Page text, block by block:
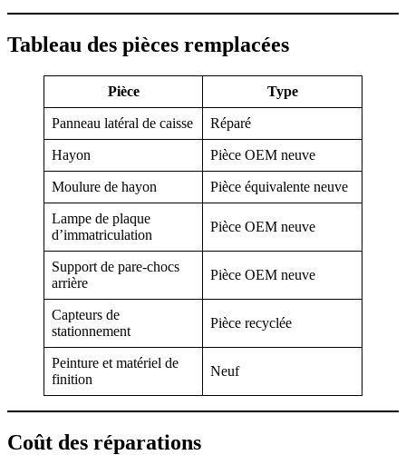
Tableau des pièces remplacées
Pièce Type
Panneau latéral de caisse Réparé
Hayon Pièce OEM neuve
Moulure de hayon Pièce équivalente neuve
Lampe de plaque
d’immatriculation
Pièce OEM neuve
Support de pare-chocs
arrière
Pièce OEM neuve
Capteurs de
stationnement
Pièce recyclée
Peinture et matériel de
finition
Neuf
Coût des réparations